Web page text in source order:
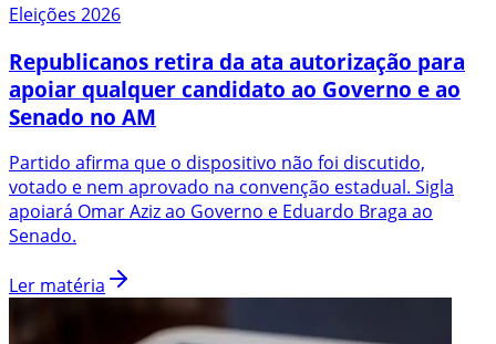
Eleições 2026
Republicanos retira da ata autorização para
apoiar qualquer candidato ao Governo e ao
Senado no AM
Partido afirma que o dispositivo não foi discutido,
votado e nem aprovado na convenção estadual. Sigla
apoiará Omar Aziz ao Governo e Eduardo Braga ao
Senado.
Ler matéria